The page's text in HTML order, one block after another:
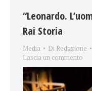
“Leonardo.
Rai Storia
Media Di Redazione
Lascia un commento